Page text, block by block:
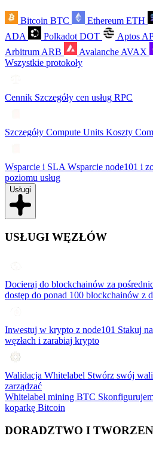
Bitcoin BTC Ethereum ETH
ADA
Polkadot DOT Aptos
Arbitrum ARB Avalanche AVAX
Wszystkie protokoły
Cennik Szczegóły cen usług RPC
Szczegóły Compute Units Koszty
Wsparcie i SLA Wsparcie node101 i
poziomu usług
Usługi
USŁUGI WĘZŁÓW
Docieraj do blockchainów za
dostęp do ponad 100 blockchainów z
Inwestuj w krypto z node101 Stakuj
węzłach i zarabiaj krypto
Walidacja Whitelabel Stwórz swój
zarządzać
Whitelabel mining BTC
koparkę Bitcoin
DORADZTWO I